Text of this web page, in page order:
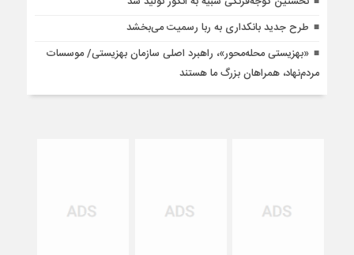
طرح جدید بانکداری به ربا رسمیت می‌بخشد
«بهزیستی محله‌محور»، راهبرد اصلی سازمان بهزیستی/ موسسات
مردم‌نهاد، همراهان بزرگ ما هستند